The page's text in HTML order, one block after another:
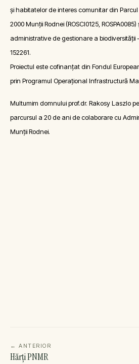
și habitatelor de interes comunitar din
2000 Munții Rodnei (ROSCI0125,
administrative de gestionare a biodiversității
152261.
Proiectul este cofinanțat din Fondul
prin Programul Operațional Infrastructură
Multumim domnului prof.dr. Rakosy Laszlo
parcursul a 20 de ani de colaborare cu
Munții Rodnei.
←ANTERIOR
Hărți PNMR